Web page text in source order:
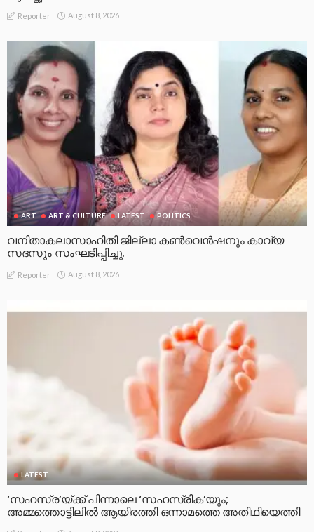
Reporter August 8, 2026
ART ART & CULTURE LATEST POLITICS
വനിതാകലാസാഹിതി ജില്ലാ കൺവെൻഷനും കാവ്യ
സദസും സംഘടിപ്പിച്ചു.
Reporter August 8, 2026
LATEST
‘സഹസ്ര’യ്ക്ക് പിന്നാലെ ‘സഹസ്രിക’യും;
അമ്മത്തൊട്ടിലിൽ ആയിരത്തി ഒന്നാമത്തെ അതിഥിയെത്തി